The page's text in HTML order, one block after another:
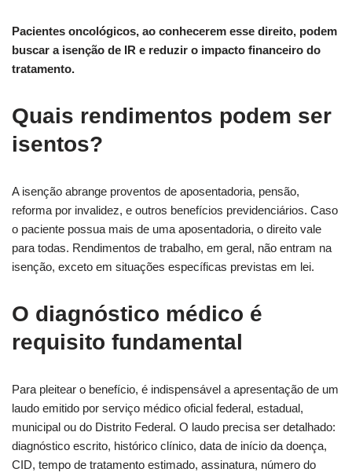
Pacientes oncológicos, ao conhecerem esse direito, podem
buscar a isenção de IR e reduzir o impacto financeiro do
tratamento.
Quais rendimentos podem ser
isentos?
A isenção abrange proventos de aposentadoria, pensão,
reforma por invalidez, e outros benefícios previdenciários. Caso
o paciente possua mais de uma aposentadoria, o direito vale
para todas. Rendimentos de trabalho, em geral, não entram na
isenção, exceto em situações específicas previstas em lei.
O diagnóstico médico é
requisito fundamental
Para pleitear o benefício, é indispensável a apresentação de um
laudo emitido por serviço médico oficial federal, estadual,
municipal ou do Distrito Federal. O laudo precisa ser detalhado:
diagnóstico escrito, histórico clínico, data de início da doença,
CID, tempo de tratamento estimado, assinatura, número do